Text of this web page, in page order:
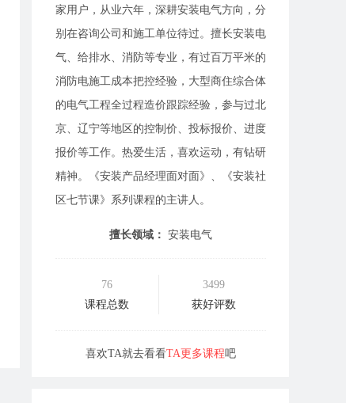
家用户，从业六年，深耕安装电气方向，分
别在咨询公司和施工单位待过。擅长安装电
气、给排水、消防等专业，有过百万平米的
消防电施工成本把控经验，大型商住综合体
的电气工程全过程造价跟踪经验，参与过北
京、辽宁等地区的控制价、投标报价、进度
报价等工作。热爱生活，喜欢运动，有钻研
精神。《安装产品经理面对面》、《安装社
区七节课》系列课程的主讲人。
擅长领域： 安装电气
76
课程总数
3499
获好评数
喜欢TA就去看看TA更多课程吧